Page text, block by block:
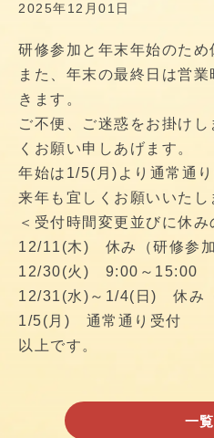
2025年12月01日
研修参加と年末年始のため
また、年末の最終日は営
きます。
ご不便、ご迷惑をお掛け
くお願い申しあげます。
年始は1/5(月)より通常通り
来年も宜しくお願いいたし
＜受付時間変更並びに休み
12/11(木) 休み（研修参加
12/30(火) 9:00～15:00
12/31(水)～1/4(日) 休み
1/5(月) 通常通り受付
以上です。
一